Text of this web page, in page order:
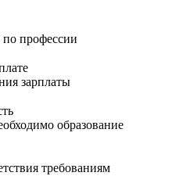
профессии
зарплаты
образование
требованиям